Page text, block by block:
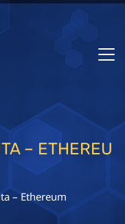
– ETHEREU
– Ethereum